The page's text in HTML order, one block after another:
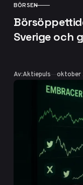
KATEGORI
BÖRSEN
Sverige och
Av:Aktiepuls oktober